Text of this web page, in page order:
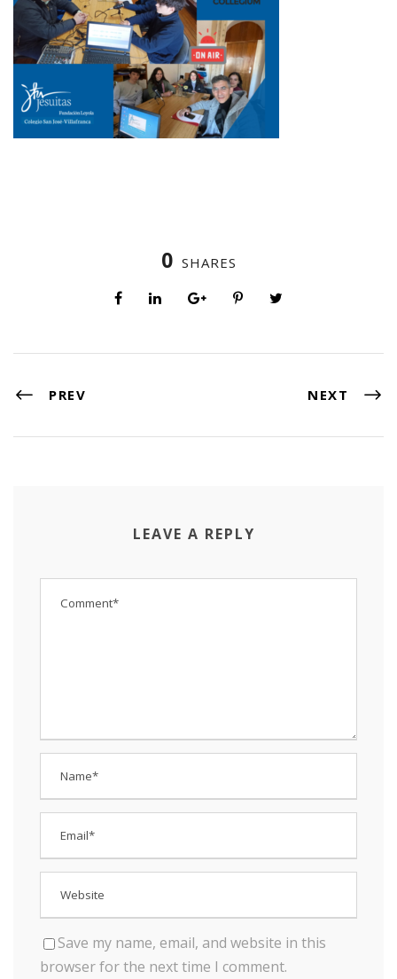
0 SHARES
PREV NEXT
LEAVE A REPLY
Save my name, email, and website in this
browser for the next time I comment.